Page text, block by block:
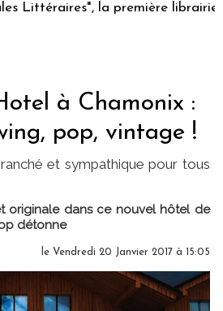
la première librairie du
à Chamonix :
pop, vintage !
et sympathique pour tous
originale dans ce nouvel hôtel de
détonne
le Vendredi 20 Janvier 2017 à 15:05